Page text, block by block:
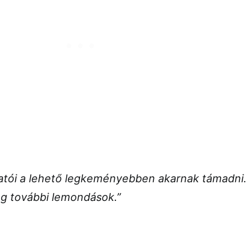
a lehető legkeményebben akarnak támadni.
további lemondások.”